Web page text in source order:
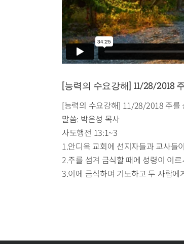
[능력의 수요강해] 11/28/2018
[능력의 수요강해] 11/28/2018 주를
말씀: 박은성 목사
사도행전 13:1~3
1.안디옥 교회에 선지자들과 교사들
2.주를 섬겨 금식할 때에 성령이 이
3.이에 금식하며 기도하고 두 사람에